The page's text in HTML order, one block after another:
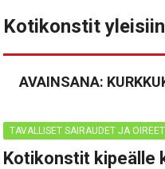
Kotikonstit
AVAINSANA:
TAVALLISET SAIRAUDET JA OIREET
Kotikonstit kipeälle